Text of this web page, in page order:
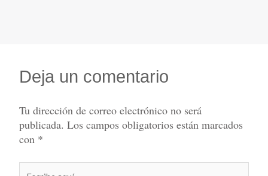
Deja un comentario
Tu dirección de correo electrónico no será
publicada. Los campos obligatorios están marcados
con *